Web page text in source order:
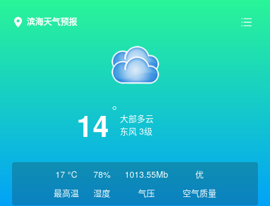
滨海天气预报
14
大部多云
东风 3级
17 °C
最高温
78%
湿度
1013.55Mb
气压
优
空气质量